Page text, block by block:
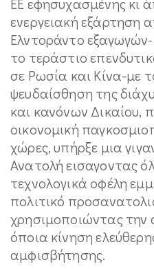
ενεργειακή εξάρτηση
Ελντοράντο εξαγωγών-
το τεράστιο
σε Ρωσία και Κίνα-με
ψευδαίσθηση της
και κανόνων Δικαίου,
οικονομική
χώρες, υπήρξε μια
Ανατολή εισαγοντας
τεχνολογικά οφέλη
πολιτικό
χρησιμοποιώντας
όποια κίνηση
αμφισβήτησης.